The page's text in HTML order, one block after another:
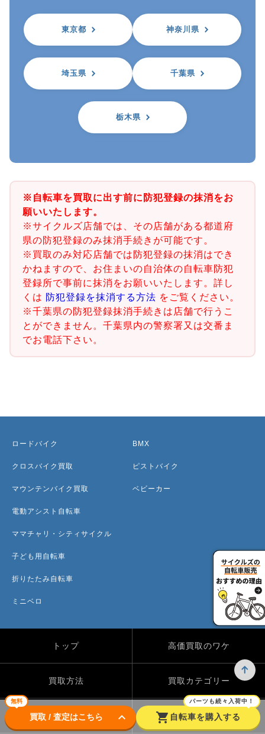
東京都 神奈川県
埼玉県 千葉県
栃木県
※自転車を買取に出す前に防犯登録の抹消をお
願いいたします。
※サイクルズ店舗では、その店舗がある都道府
県の防犯登録のみ抹消手続きが可能です。
※買取のみ対応店舗では防犯登録の抹消はでき
かねますので、お住まいの自治体の自転車防犯
登録所で事前に抹消をお願いいたします。詳し
くは 防犯登録を抹消する方法 をご覧ください。
※千葉県の防犯登録抹消手続きは店舗で行うこ
とができません。千葉県内の警察署又は交番ま
でお電話下さい。
無料
買取 / 査定はこちら keyboard_arrow_down shopping_cart
パーツも続々入荷中！
自転車を購入する
ロードバイク
クロスバイク買取
マウンテンバイク買取
電動アシスト自転車
ママチャリ・シティサイクル
子ども用自転車
折りたたみ自転車
ミニベロ
BMX
ピストバイク
ベビーカー
トップ 高価買取のワケ
買取方法 買取カテゴリー
買取実績 自転車のコラム